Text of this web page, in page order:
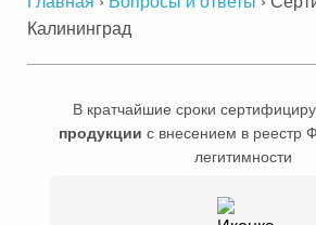
Калининград
В кратчайшие сроки
продукции с внесением в реестр
легитимности